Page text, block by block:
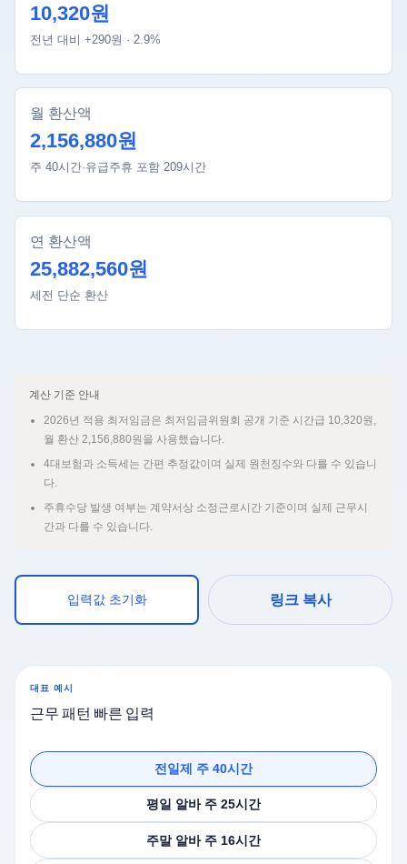
10,320원
전년 대비 +290원 · 2.9%
월 환산액
2,156,880원
주 40시간·유급주휴 포함 209시간
연 환산액
25,882,560원
세전 단순 환산
계산 기준 안내
2026년 적용 최저임금은 최저임금위원회 공개 기준 시간급 10,320원,
월 환산 2,156,880원을 사용했습니다.
4대보험과 소득세는 간편 추정값이며 실제 원천징수와 다를 수 있습니
다.
주휴수당 발생 여부는 계약서상 소정근로시간 기준이며 실제 근무시
간과 다를 수 있습니다.
입력값 초기화 링크 복사
대표 예시
근무 패턴 빠른 입력
전일제 주 40시간
평일 알바 주 25시간
주말 알바 주 16시간